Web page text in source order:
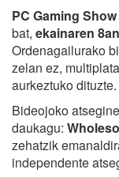
PC Gaming Show
bat, ekainaren 8an
Ordenagailurako
zelan ez,
aurkeztuko dituzte.
Bideojoko
daukagu:
zehatzik
independente